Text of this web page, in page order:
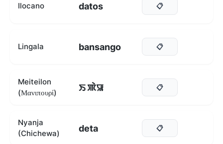
Ilocano datos 📋
Lingala bansango 📋
Meiteilon
(Μανιπουρί)
ꯏ ꯄꯥꯎ 📋
Nyanja
(Chichewa)
deta 📋